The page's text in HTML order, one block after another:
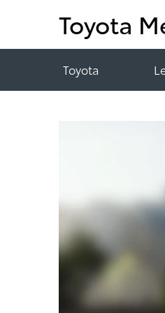
Toyota
Toyota